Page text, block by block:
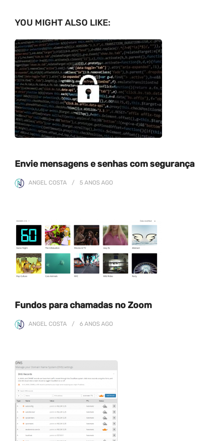
YOU MIGHT ALSO LIKE:
Envie mensagens e senhas com segurança
ANGEL COSTA 5 ANOS AGO
Fundos para chamadas no Zoom
ANGEL COSTA 6 ANOS AGO